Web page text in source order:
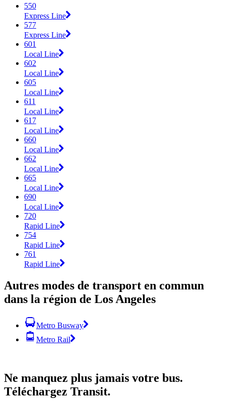
550
Express Line
577
Express Line
601
Local Line
602
Local Line
605
Local Line
611
Local Line
617
Local Line
660
Local Line
662
Local Line
665
Local Line
690
Local Line
720
Rapid Line
754
Rapid Line
761
Rapid Line
Autres modes de transport en commun
dans la région de Los Angeles
Metro Busway
Metro Rail
Ne manquez plus jamais votre bus.
Téléchargez Transit.